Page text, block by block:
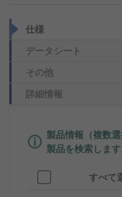
仕様
データシート
その他
詳細情報
製品情報（複数
製品を検索します
すべて